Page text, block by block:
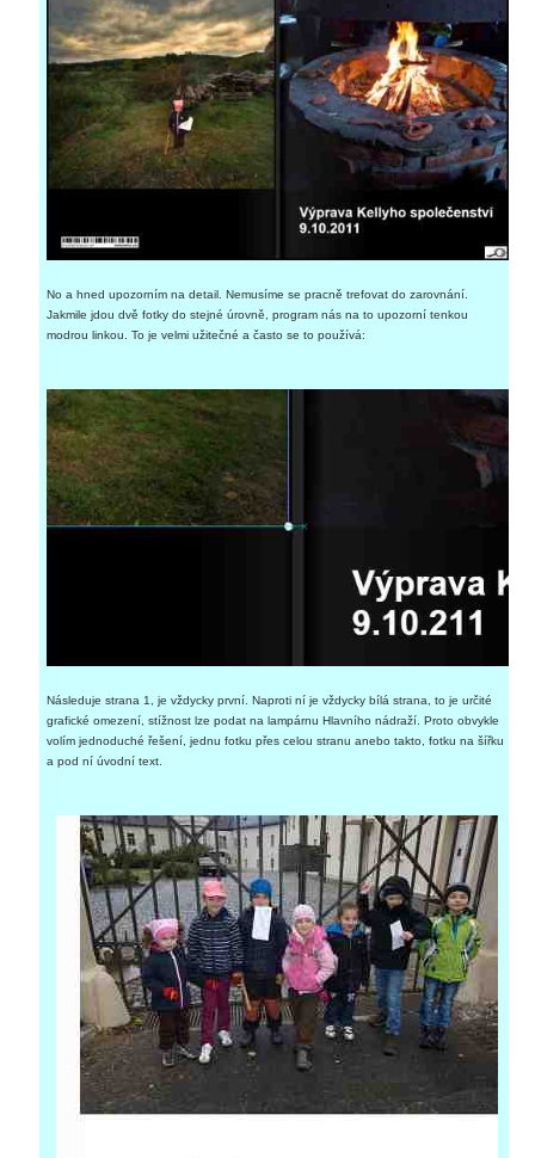
No a hned upozorním na detail. Nemusíme se pracně trefovat do zarovnání.
Jakmile jdou dvě fotky do stejné úrovně, program nás na to upozorní tenkou
modrou linkou. To je velmi užitečné a často se to používá:
Následuje strana 1, je vždycky první. Naproti ní je vždycky bílá strana, to je určité
grafické omezení, stížnost lze podat na lampárnu Hlavního nádraží. Proto obvykle
volím jednoduché řešení, jednu fotku přes celou stranu anebo takto, fotku na šířku
a pod ní úvodní text.